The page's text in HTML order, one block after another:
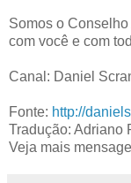
Somos o
com você e com
Canal: Daniel
Fonte: http://
Tradução: Adriano
Veja mais